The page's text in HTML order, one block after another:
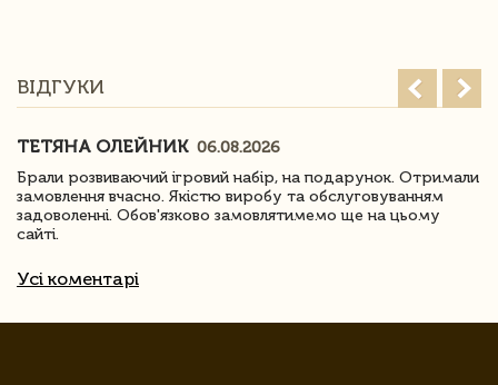
ВІДГУКИ
ТЕТЯНА ОЛЕЙНИК 06.08.2026
Брали розвиваючий ігровий набір, на подарунок. Отримали
замовлення вчасно. Якістю виробу та обслуговуванням
задоволенні. Обов'язково замовлятимемо ще на цьому
сайті.
Усі коментарі